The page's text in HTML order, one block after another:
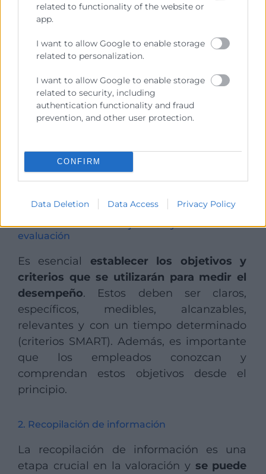
related to functionality of the website or
app.
I want to allow Google to enable storage
related to personalization.
I want to allow Google to enable storage
related to security, including
authentication functionality and fraud
prevention, and other user protection.
CONFIRM
Data Deletion Data Access Privacy Policy
Cómo realizar una
evaluación de
desempeño
desempeño laboral efectiva requiere una
planificación cuidadosa y la adopción de
1. Definición de objetivos y criterios de
evaluación
Es esencial establecer los objetivos y
criterios que se utilizarán para medir el
desempeño. Estos deben ser claros,
específicos, medibles, alcanzables,
relevantes y con un tiempo determinado
(criterios SMART). Además, es importante
que los empleados conozcan y
comprendan estos objetivos desde el
principio.
2. Recopilación de información
La recopilación de información es una
etapa crucial en la valoración y se puede